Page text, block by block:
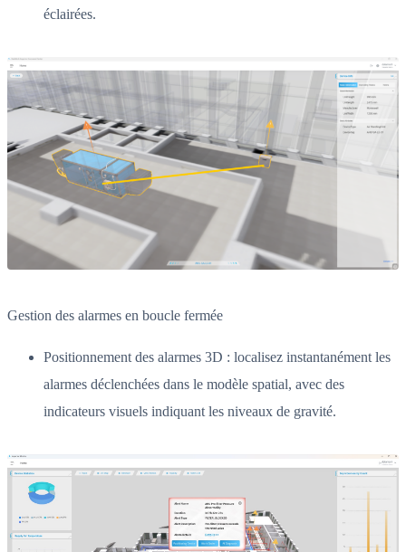
éclairées.
Gestion des alarmes en boucle fermée
Positionnement des alarmes 3D : localisez instantanément les
alarmes déclenchées dans le modèle spatial, avec des
indicateurs visuels indiquant les niveaux de gravité.